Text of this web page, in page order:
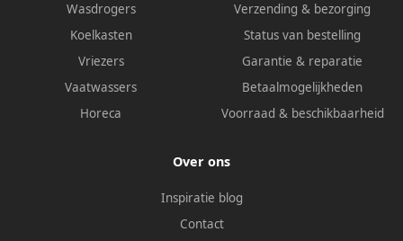
Wasdrogers
Koelkasten
Vriezers
Vaatwassers
Horeca
Verzending & bezorging
Status van bestelling
Garantie & reparatie
Betaalmogelijkheden
Voorraad & beschikbaarheid
Over ons
Inspiratie blog
Contact